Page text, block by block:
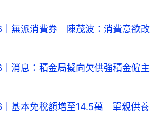
無派消費券 陳茂波：消費意欲改
消息：積金局擬向欠供強積金僱主
基本免稅額增至14.5萬 單親供養